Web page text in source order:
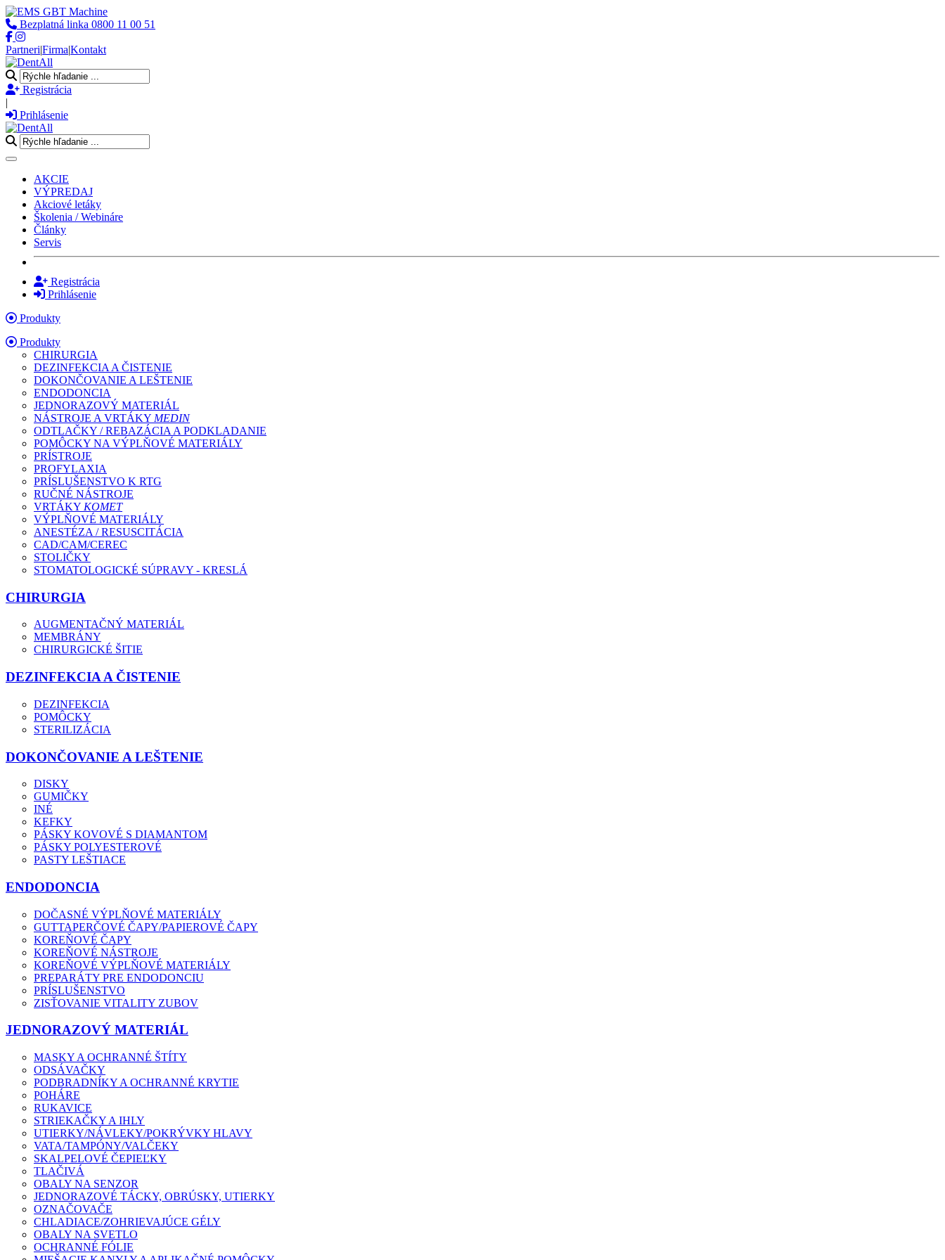
Bezplatná linka 0800 11 00 51
Partneri|Firma|Kontakt
Registrácia
|
Prihlásenie
Toggle navigation
AKCIE
VÝPREDAJ
Akciové letáky
Školenia / Webináre
Články
Servis
Registrácia
Prihlásenie
Produkty
Produkty
CHIRURGIA
DEZINFEKCIA A ČISTENIE
DOKONČOVANIE A LEŠTENIE
ENDODONCIA
JEDNORAZOVÝ MATERIÁL
NÁSTROJE A VRTÁKY MEDIN
ODTLAČKY / REBAZÁCIA A PODKLADANIE
POMÔCKY NA VÝPLŇOVÉ MATERIÁLY
PRÍSTROJE
PROFYLAXIA
PRÍSLUŠENSTVO K RTG
RUČNÉ NÁSTROJE
VRTÁKY KOMET
VÝPLŇOVÉ MATERIÁLY
ANESTÉZA / RESUSCITÁCIA
CAD/CAM/CEREC
STOLIČKY
STOMATOLOGICKÉ SÚPRAVY - KRESLÁ
CHIRURGIA
AUGMENTAČNÝ MATERIÁL
MEMBRÁNY
CHIRURGICKÉ ŠITIE
DEZINFEKCIA A ČISTENIE
DEZINFEKCIA
POMÔCKY
STERILIZÁCIA
DOKONČOVANIE A LEŠTENIE
DISKY
GUMIČKY
INÉ
KEFKY
PÁSKY KOVOVÉ S DIAMANTOM
PÁSKY POLYESTEROVÉ
PASTY LEŠTIACE
ENDODONCIA
DOČASNÉ VÝPLŇOVÉ MATERIÁLY
GUTTAPERČOVÉ ČAPY/PAPIEROVÉ ČAPY
KOREŇOVÉ ČAPY
KOREŇOVÉ NÁSTROJE
KOREŇOVÉ VÝPLŇOVÉ MATERIÁLY
PREPARÁTY PRE ENDODONCIU
PRÍSLUŠENSTVO
ZISŤOVANIE VITALITY ZUBOV
JEDNORAZOVÝ MATERIÁL
MASKY A OCHRANNÉ ŠTÍTY
ODSÁVAČKY
PODBRADNÍKY A OCHRANNÉ KRYTIE
POHÁRE
RUKAVICE
STRIEKAČKY A IHLY
UTIERKY/NÁVLEKY/POKRÝVKY HLAVY
VATA/TAMPÓNY/VALČEKY
SKALPELOVÉ ČEPIEĽKY
TLAČIVÁ
OBALY NA SENZOR
JEDNORAZOVÉ TÁCKY, OBRÚSKY, UTIERKY
OZNAČOVAČE
CHLADIACE/ZOHRIEVAJÚCE GÉLY
OBALY NA SVETLO
OCHRANNÉ FÓLIE